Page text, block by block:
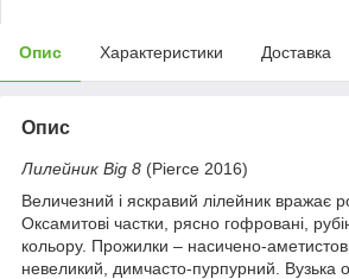
Опис Характеристики Доставка
Опис
Лилейник Big 8 (Pierce 2016)
Величезний і яскравий лілейник вражає
Оксамитові частки, рясно гофровані,
кольору. Прожилки – насичено-
невеликий, димчасто-пурпурний. Вузька